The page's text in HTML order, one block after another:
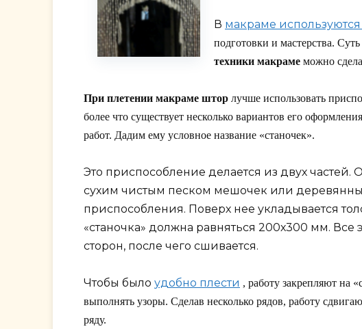
В макраме
подготовки и мастерства.
техники макраме можно
При плетении макраме штор лучше использовать
более что существует несколько вариантов его
работ. Дадим ему условное название «станочек».
Это приспособление делается из двух
сухим чистым песком мешочек или
приспособления. Поверх нее укладывается
«станочка» должна равняться 200х300 мм.
сторон, после чего сшивается.
Чтобы было удобно плести , работу закрепляют на
выполнять узоры. Сделав несколько рядов, работу
ряду.